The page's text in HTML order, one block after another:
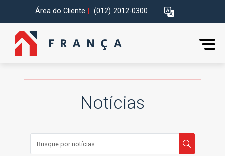
Área do Cliente (012) 2012-0300
Notícias